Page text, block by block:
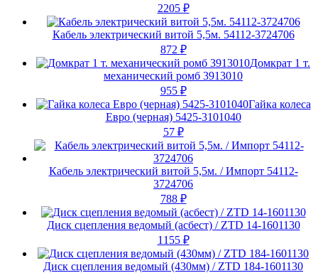
2205 ₽
Кабель электрический витой 5,5м. 54112-3724706
872 ₽
Домкрат 1 т.
механический ромб 3913010
955 ₽
Гайка колеса
Евро (черная) 5425-3101040
57 ₽
Кабель электрический витой 5,5м. / Импорт 54112-
3724706
788 ₽
Диск сцепления ведомый (асбест) / ZTD 14-1601130
1155 ₽
Диск сцепления ведомый (430мм) / ZTD 184-1601130